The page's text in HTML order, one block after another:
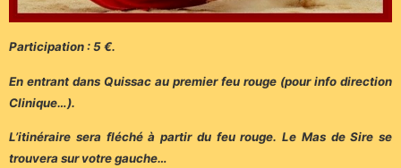
Participation : 5 €.
En entrant dans Quissac au premier feu rouge (pour info direction
Clinique…).
L’itinéraire sera fléché à partir du feu rouge. Le Mas de Sire se
trouvera sur votre gauche…